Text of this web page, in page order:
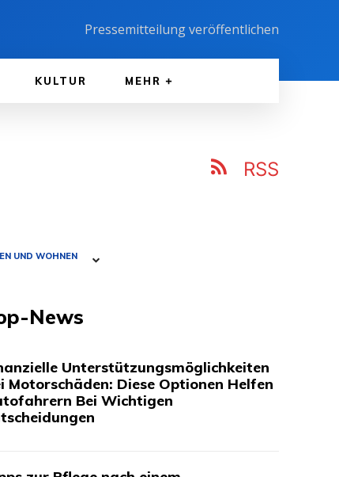
Pressemitteilung veröffentlichen
KULTUR MEHR
RSS
UND WOHNEN
News
Unterstützungsmöglichkeiten
Motorschäden: Diese Optionen Helfen
Bei Wichtigen